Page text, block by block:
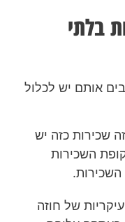
בלתי
אותם יש לכלול
שכירות כזה יש
השכירות
של חוזה